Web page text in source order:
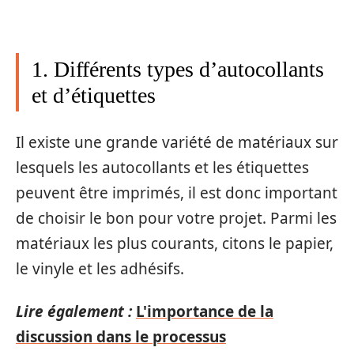
1. Différents types d’autocollants
et d’étiquettes
Il existe une grande variété de matériaux sur
lesquels les autocollants et les étiquettes
peuvent être imprimés, il est donc important
de choisir le bon pour votre projet. Parmi les
matériaux les plus courants, citons le papier,
le vinyle et les adhésifs.
Lire également : L'importance de la
discussion dans le processus